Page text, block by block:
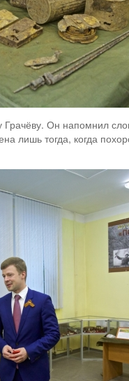
Он напомнил
лишь тогда, когда